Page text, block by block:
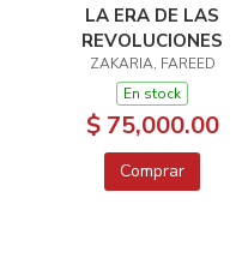
LA ERA DE LAS
REVOLUCIONES
ZAKARIA, FAREED
En stock
$ 75,000.00
Comprar